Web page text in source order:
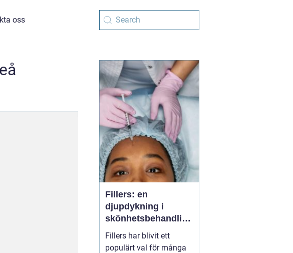
oss
Fillers: en
djupdykning i
skönhetsbehandling
ens värld
Fillers har blivit ett
populärt val för många